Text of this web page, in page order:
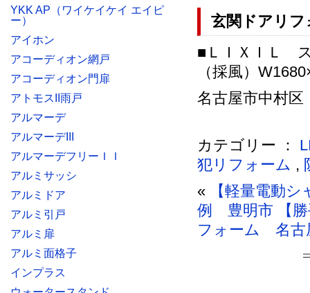
玄関ドアリ
■ＬＩＸＩＬ
（採風）
名古屋市中村
カテゴリー ：
犯リフォーム ,
«
【軽量電動
例 豊明市
【
フォーム 名古
YKK AP（ワイケイケイ エイピ
ー）
アイホン
アコーディオン網戸
アコーディオン門扉
アトモスII雨戸
アルマーデ
アルマーデIII
アルマーデフリーＩＩ
アルミサッシ
アルミドア
アルミ引戸
アルミ扉
アルミ面格子
インプラス